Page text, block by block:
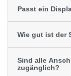
Passt ein
Wie gut ist der
Sind alle
zugänglich?